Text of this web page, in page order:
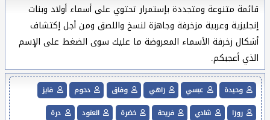
قائمة متنوعة ومتجددة بإستمرار تحتوي على أسماء أولاد وبنات
إنجليزية وعربية مزخرفة وجاهزة لنسخ واللصق ومن أجل إكتشاف
أشكال زخرفة الأسماء المعروضة ما عليك سوى الضغط على الإسم
الذي أعجبكم.
وحيدة عبسي زاهي وفاق دحوم
فايز
روزا
شادي فريحة خضرة العنود
درة